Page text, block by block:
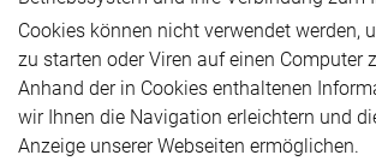
Cookies können nicht verwendet werden,
zu starten oder Viren auf einen Computer
Anhand der in Cookies enthaltenen
wir Ihnen die Navigation erleichtern und
Anzeige unserer Webseiten ermöglichen.